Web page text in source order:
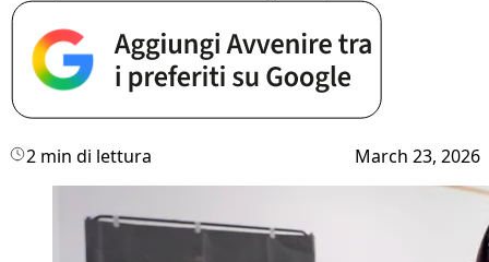
2 min di lettura March 23, 2026